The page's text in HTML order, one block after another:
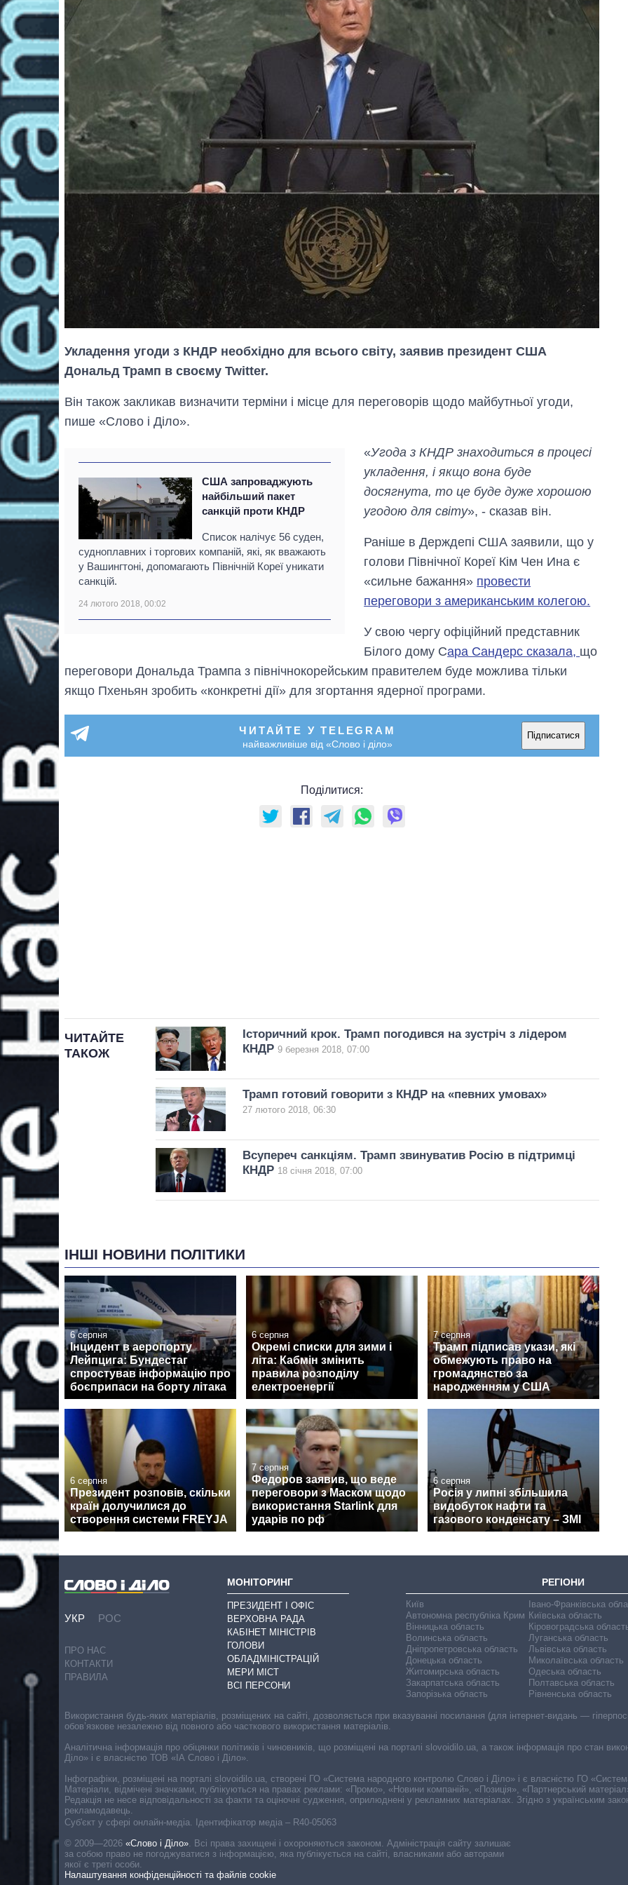
Укладення угоди з КНДР необхідно для всього світу, заявив президент США
Дональд Трамп в своєму Twitter.
Він також закликав визначити терміни і місце для переговорів щодо майбутньої угоди,
пише «Слово і Діло».
США запроваджують
найбільший пакет
санкцій проти КНДР
Список налічує 56 суден,
судноплавних і торгових компаній, які, як вважають
у Вашингтоні, допомагають Північній Кореї уникати
санкцій.
24 лютого 2018, 00:02
«Угода з КНДР знаходиться в процесі
укладення, і якщо вона буде
досягнута, то це буде дуже хорошою
угодою для світу», - сказав він.
Раніше в Держдепі США заявили, що у
голови Північної Кореї Кім Чен Ина є
«сильне бажання» провести
переговори з американським колегою.
У свою чергу офіційний представник
Білого дому Сара Сандерс сказала, що
переговори Дональда Трампа з північнокорейським правителем буде можлива тільки
якщо Пхеньян зробить «конкретні дії» для згортання ядерної програми.
ЧИТАЙТЕ У TELEGRAM
найважливіше від «Слово і діло»
Підписатися
Поділитися:
ЧИТАЙТЕ
ТАКОЖ
Історичний крок. Трамп погодився на зустріч з лідером
КНДР 9 березня 2018, 07:00
Трамп готовий говорити з КНДР на «певних умовах»
27 лютого 2018, 06:30
Всупереч санкціям. Трамп звинуватив Росію в підтримці
КНДР 18 січня 2018, 07:00
ІНШІ НОВИНИ ПОЛІТИКИ
6 серпня
Інцидент в аеропорту
Лейпцига: Бундестаг
спростував інформацію про
боєприпаси на борту літака
6 серпня
Окремі списки для зими і
літа: Кабмін змінить
правила розподілу
електроенергії
7 серпня
Трамп підписав укази, які
обмежують право на
громадянство за
народженням у США
6 серпня
Президент розповів, скільки
країн долучилися до
створення системи FREYJA
7 серпня
Федоров заявив, що веде
переговори з Маском щодо
використання Starlink для
ударів по рф
6 серпня
Росія у липні збільшила
видобуток нафти та
газового конденсату – ЗМІ
Як змінився
бюджет
оборони за 13
росією
УКР РОС
ПРО НАС
КОНТАКТИ
ПРАВИЛА
МОНІТОРИНГ
ПРЕЗИДЕНТ І ОФІС
ВЕРХОВНА РАДА
КАБІНЕТ МІНІСТРІВ
ГОЛОВИ
ОБЛАДМІНІСТРАЦІЙ
МЕРИ МІСТ
ВСІ ПЕРСОНИ
РЕГІОНИ
Київ
Автономна республіка Крим
Вінницька область
Волинська область
Дніпропетровська область
Донецька область
Житомирська область
Закарпатська область
Запорізька область
Івано-Франківська
Київська область
Кіровоградська
Луганська область
Львівська область
Миколаївська область
Одеська область
Полтавська область
Рівненська область
Cуб'єкт у сфері онлайн-медіа. Ідентифікатор медіа – R40-05063
© 2009—2026 «Слово і Діло». Всі права захищені і охороняються законом. Адміністрація сайту залишає
за собою право не погоджуватися з інформацією, яка публікується на сайті, власниками або авторами
якої є треті особи.
Налаштування конфіденційності та файлів cookie
Використання будь-яких матеріалів, розміщених на сайті, дозволяється при вказуванні посилання (для інтернет-видань —
обов’язкове незалежно від повного або часткового використання матеріалів.
Аналітична інформація про обіцянки політиків і чиновників, що розміщені на порталі slovoidilo.ua, а також інформація про стан
Діло» і є власністю ТОВ «ІА Слово і Діло».
Інфографіки, розміщені на порталі slovoidilo.ua, створені ГО «Система народного контролю Слово і Діло» і є власністю ГО
Матеріали, відмічені значками, публікуються на правах реклами: «Промо», «Новини компаній», «Позиція», «Партнерський
Редакція не несе відповідальності за факти та оціночні судження, оприлюднені у рекламних матеріалах. Згідно з українським
рекламодавець.